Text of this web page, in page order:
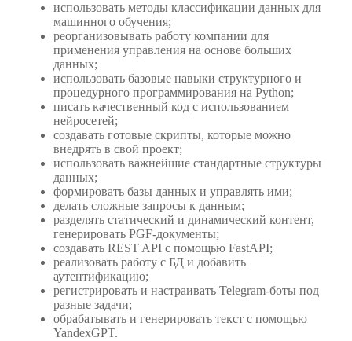
использовать методы классификации данных для
машинного обучения;
реорганизовывать работу компании для
применения управления на основе больших
данных;
использовать базовые навыки структурного и
процедурного программирования на Python;
писать качественный код с использованием
нейросетей;
создавать готовые скрипты, которые можно
внедрять в свой проект;
использовать важнейшие стандартные структуры
данных;
формировать базы данных и управлять ими;
делать сложные запросы к данным;
разделять статический и динамический контент,
генерировать PGF-документы;
создавать REST API с помощью FastAPI;
реализовать работу с БД и добавить
аутентификацию;
регистрировать и настраивать Telegram-боты под
разные задачи;
обрабатывать и генерировать текст с помощью
YandexGPT.